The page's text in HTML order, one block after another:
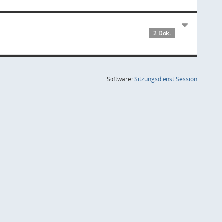
2 Dok.
Software:SitzungsdienstSession(Wird in